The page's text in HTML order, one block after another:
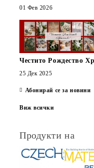
01 Фев 2026
Честито Рождество
25 Дек 2025
Абонирай се за новини
Виж всички
Продукти на